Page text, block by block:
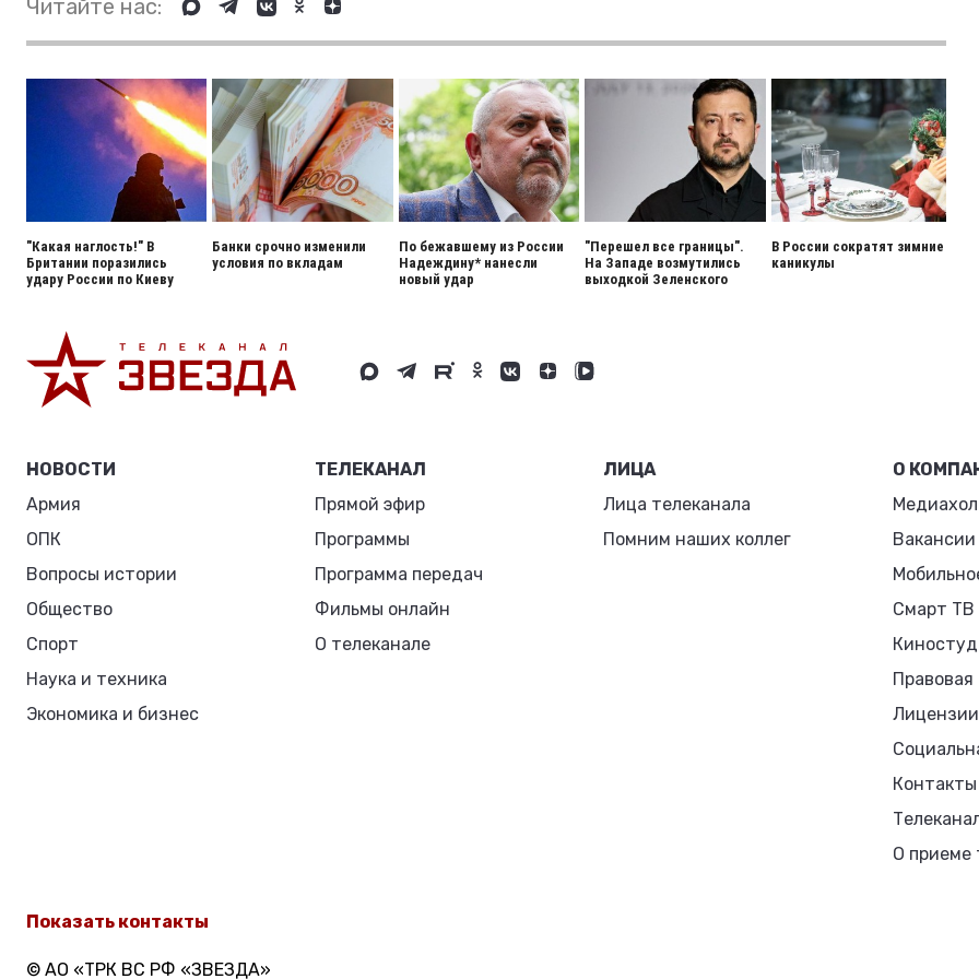
Читайте нас:
"Какая наглость!" В
Британии поразились
удару России по Киеву
Банки срочно изменили
условия по вкладам
По бежавшему из России
Надеждину* нанесли
новый удар
"Перешел все границы".
На Западе возмутились
выходкой Зеленского
В России сократят зимние
каникулы
НОВОСТИ
Армия
ОПК
Вопросы истории
Общество
Спорт
Наука и техника
Экономика и бизнес
ТЕЛЕКАНАЛ
Прямой эфир
Программы
Программа передач
Фильмы онлайн
О телеканале
ЛИЦА
Лица телеканала
Помним наших коллег
О
Вакансии
Смарт ТВ
Лицензии
Контакты
О приеме
Показать контакты
© АО «ТРК ВС РФ «ЗВЕЗДА»